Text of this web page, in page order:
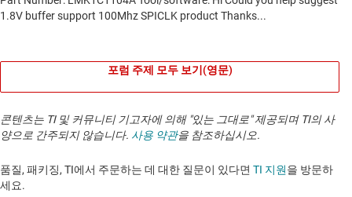
포럼 주제 모두 보기(영문)
콘텐츠는 TI 및 커뮤니티 기고자에 의해 "있는 그대로" 제공되며 TI의 사
양으로 간주되지 않습니다. 사용 약관을 참조하십시오.
품질, 패키징, TI에서 주문하는 데 대한 질문이 있다면 TI 지원을 방문하
세요. ​​​​​​​​​​​​​​